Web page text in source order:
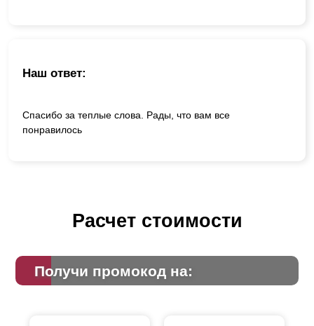
Наш ответ:
Спасибо за теплые слова. Рады, что вам все
понравилось
Расчет стоимости
Получи промокод на: